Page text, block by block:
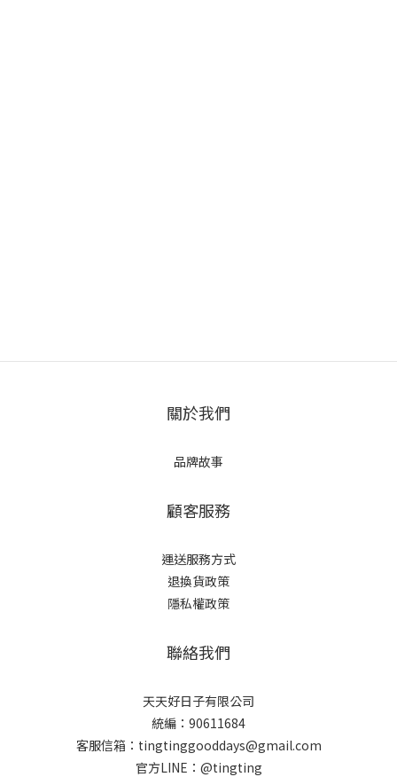
關於我們
品牌故事
顧客服務
運送服務方式
退換貨政策
隱私權政策
聯絡我們
天天好日子有限公司
統編：90611684
客服信箱：tingtinggooddays@gmail.com
官方LINE：@tingting